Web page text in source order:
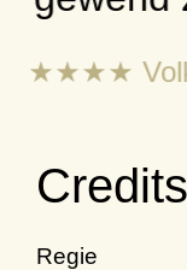
Credits
Regie